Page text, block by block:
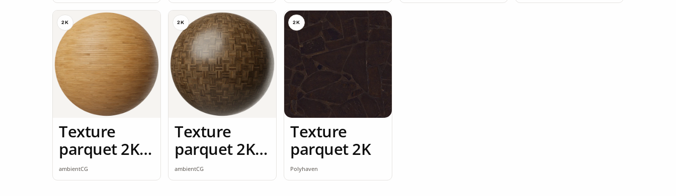
2K
Texture
parquet 2K
seamless
ambientCG
2K
Texture
parquet 2K
seamless
ambientCG
2K
Texture
parquet 2K
Polyhaven